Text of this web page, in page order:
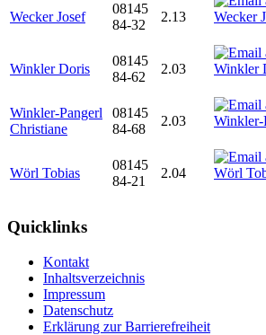
Wecker Josef
08145
84-32
2.13
Winkler Doris
08145
84-62
2.03
Winkler-Pangerl
Christiane
08145
84-68
2.03
Wörl Tobias
08145
84-21
2.04
Quicklinks
Kontakt
Inhaltsverzeichnis
Impressum
Datenschutz
Erklärung zur Barrierefreiheit